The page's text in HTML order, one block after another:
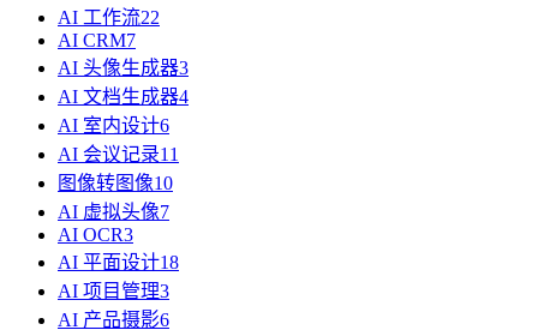
AI 工作流22
AI CRM7
AI 头像生成器3
AI 文档生成器4
AI 室内设计6
AI 会议记录11
图像转图像10
AI 虚拟头像7
AI OCR3
AI 平面设计18
AI 项目管理3
AI 产品摄影6